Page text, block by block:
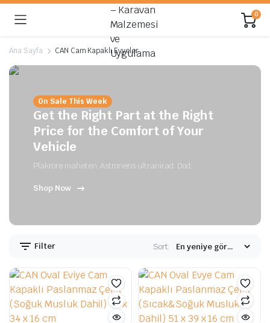
0
Ana Sayfa CAN Cam Kapaklı Evyeler
On Sale This Week
Get the Right Part at the Right
Price for the Comfort of Your
Vehicle
Plakrore maheten. Astronens ultranirad. Dod.
Shop Now
Filter Sort: